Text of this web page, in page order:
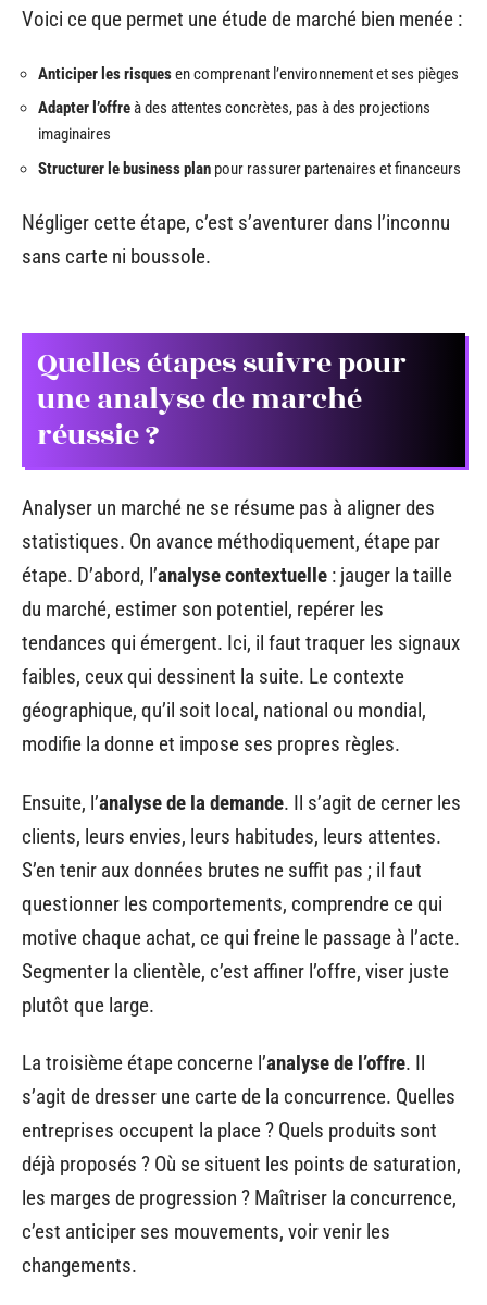
Voici ce que permet une étude de marché bien menée :
Anticiper les risquesen comprenant l’environnement et ses pièges
Adapter l’offreà des attentes concrètes, pas à des projections
imaginaires
Structurer le business plan pour rassurer partenaires et financeurs
Négliger cette étape, c’est s’aventurer dans l’inconnu
sans carte ni boussole.
Quelles étapes suivre pour
une analyse de marché
réussie ?
Analyser un marché ne se résume pas à aligner des
statistiques. On avance méthodiquement, étape par
étape. D’abord, l’analyse contextuelle : jauger la taille
du marché, estimer son potentiel, repérer les
tendances qui émergent. Ici, il faut traquer les signaux
faibles, ceux qui dessinent la suite. Le contexte
géographique, qu’il soit local, national ou mondial,
modifie la donne et impose ses propres règles.
Ensuite, l’analyse de la demande. Il s’agit de cerner les
clients, leurs envies, leurs habitudes, leurs attentes.
S’en tenir aux données brutes ne suffit pas ; il faut
questionner les comportements, comprendre ce qui
motive chaque achat, ce qui freine le passage à l’acte.
Segmenter la clientèle, c’est affiner l’offre, viser juste
plutôt que large.
La troisième étape concerne l’analyse de l’offre. Il
s’agit de dresser une carte de la concurrence. Quelles
entreprises occupent la place ? Quels produits sont
déjà proposés ? Où se situent les points de saturation,
les marges de progression ? Maîtriser la concurrence,
c’est anticiper ses mouvements, voir venir les
changements.